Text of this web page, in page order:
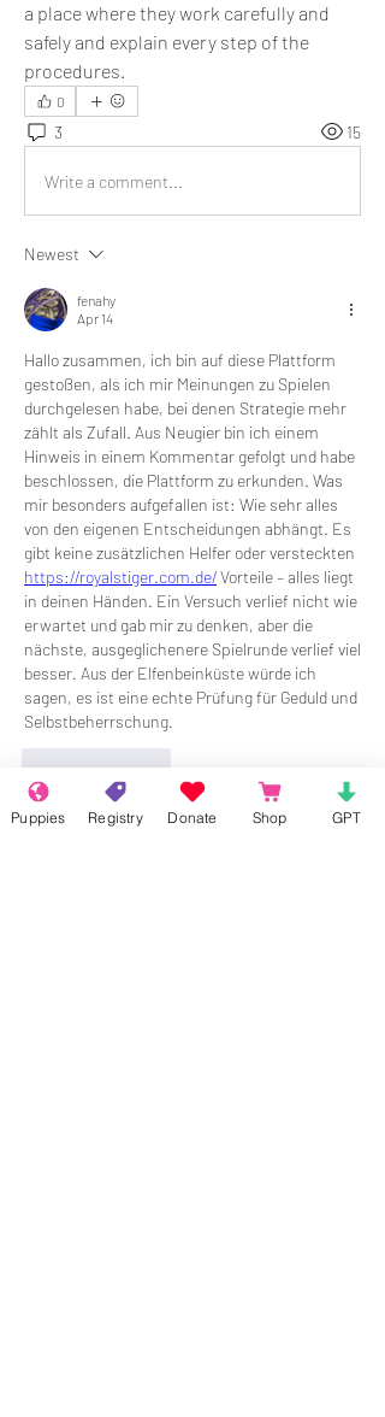
a place where they work carefully and
safely and explain every step of the
procedures.
0
3 15
Write a comment...
Newest
fenahy
Apr 14
Hallo zusammen, ich bin auf diese Plattform
gestoßen, als ich mir Meinungen zu Spielen
durchgelesen habe, bei denen Strategie mehr
zählt als Zufall. Aus Neugier bin ich einem
Hinweis in einem Kommentar gefolgt und habe
beschlossen, die Plattform zu erkunden. Was
mir besonders aufgefallen ist: Wie sehr alles
von den eigenen Entscheidungen abhängt. Es
https://royalstiger.com.de/ Vorteile – alles liegt
in deinen Händen. Ein Versuch verlief nicht wie
erwartet und gab mir zu denken, aber die
nächste, ausgeglichenere Spielrunde verlief viel
besser. Aus der Elfenbeinküste würde ich
sagen, es ist eine echte Prüfung für Geduld und
Selbstbeherrschung.
Show more comments
Puppies Registry Donate Shop GPT